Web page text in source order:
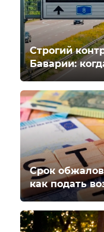
Строгий
Баварии:
Срок
как подать